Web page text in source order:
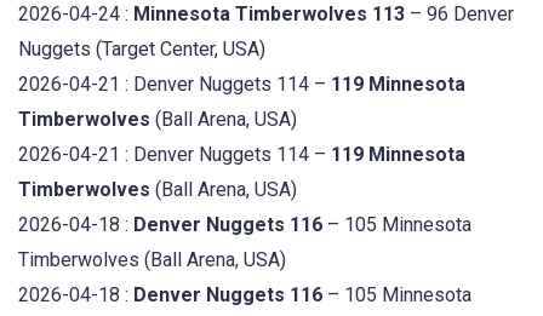
2026-04-24 : Minnesota Timberwolves 113 – 96 Denver
Nuggets (Target Center, USA)
2026-04-21 : Denver Nuggets 114 – 119 Minnesota
Timberwolves (Ball Arena, USA)
2026-04-21 : Denver Nuggets 114 – 119 Minnesota
Timberwolves (Ball Arena, USA)
2026-04-18 : Denver Nuggets 116 – 105 Minnesota
Timberwolves (Ball Arena, USA)
2026-04-18 : Denver Nuggets 116 – 105 Minnesota